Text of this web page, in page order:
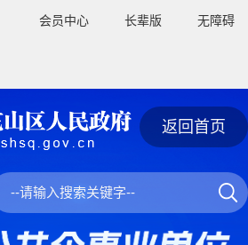
无障碍
长辈版
会员中心
返回首页